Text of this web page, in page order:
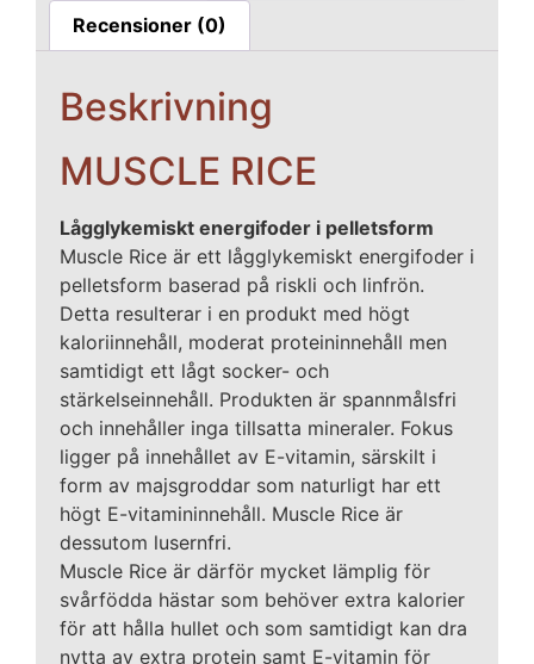
Recensioner (0)
Beskrivning
MUSCLE RICE
Lågglykemiskt energifoder i pelletsform
Muscle Rice är ett lågglykemiskt energifoder i
pelletsform baserad på riskli och linfrön.
Detta resulterar i en produkt med högt
kaloriinnehåll, moderat proteininnehåll men
samtidigt ett lågt socker- och
stärkelseinnehåll. Produkten är spannmålsfri
och innehåller inga tillsatta mineraler. Fokus
ligger på innehållet av E-vitamin, särskilt i
form av majsgroddar som naturligt har ett
högt E-vitamininnehåll. Muscle Rice är
dessutom lusernfri.
Muscle Rice är därför mycket lämplig för
svårfödda hästar som behöver extra kalorier
för att hålla hullet och som samtidigt kan dra
nytta av extra protein samt E-vitamin för